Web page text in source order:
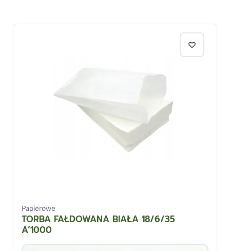
Papierowe
TORBA FAŁDOWANA BIAŁA 18/6/35
A’1000